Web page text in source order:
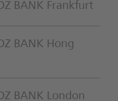
BANK Frankfurt
BANK Hong
BANK London